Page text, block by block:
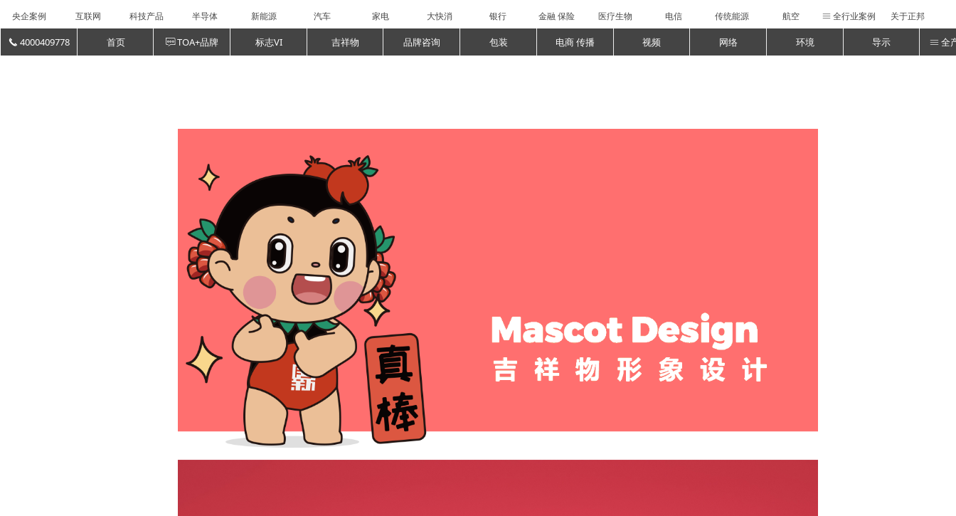
끅 4000409778 首页 ꁳ TOA+品牌 标志VI 吉祥物 品牌咨询 包装 电商 传播 视频 网络 环境 导示 ꁔ 全
央企案例 互联网 科技产品 半导体 新能源 汽车 家电 大快消 银行 金融 保险 医疗生物 电信 传统能源 航空 ꁔ 全行业案例 关于正邦